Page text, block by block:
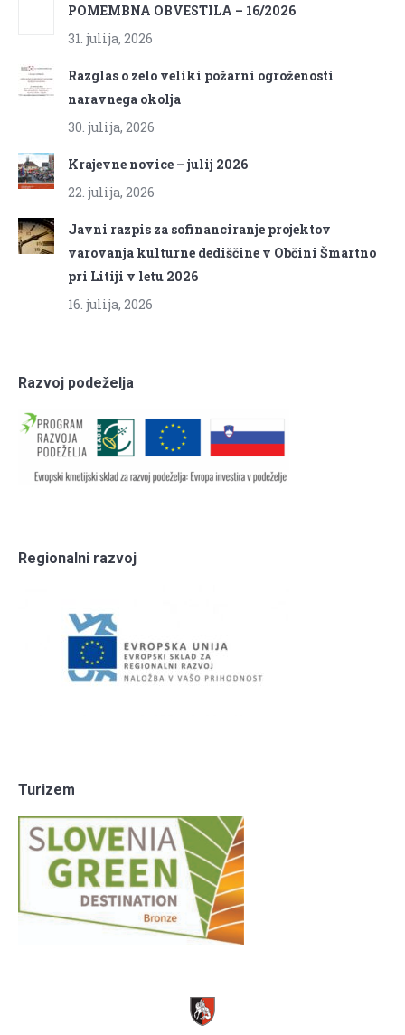
POMEMBNA OBVESTILA – 16/2026
31. julija, 2026
Razglas o zelo veliki požarni ogroženosti
naravnega okolja
30. julija, 2026
Krajevne novice – julij 2026
22. julija, 2026
Javni razpis za sofinanciranje projektov
varovanja kulturne dediščine v Občini Šmartno
pri Litiji v letu 2026
16. julija, 2026
Razvoj podeželja
Regionalni razvoj
Turizem